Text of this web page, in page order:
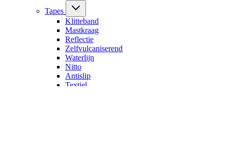
Tapes
Klitteband
Mastkraag
Reflectie
Zelfvulcaniserend
Waterlijn
Nitto
Antislip
Textiel